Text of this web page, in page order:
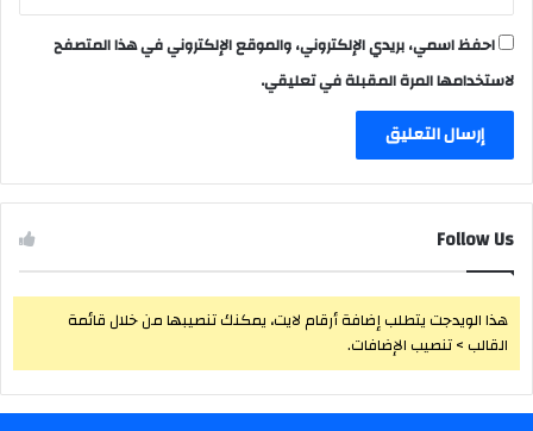
احفظ اسمي، بريدي الإلكتروني، والموقع الإلكتروني في هذا المتصفح
لاستخدامها المرة المقبلة في تعليقي.
Follow Us
هذا الويدجت يتطلب إضافة أرقام لايت، يمكنك تنصيبها من خلال قائمة
القالب > تنصيب الإضافات.